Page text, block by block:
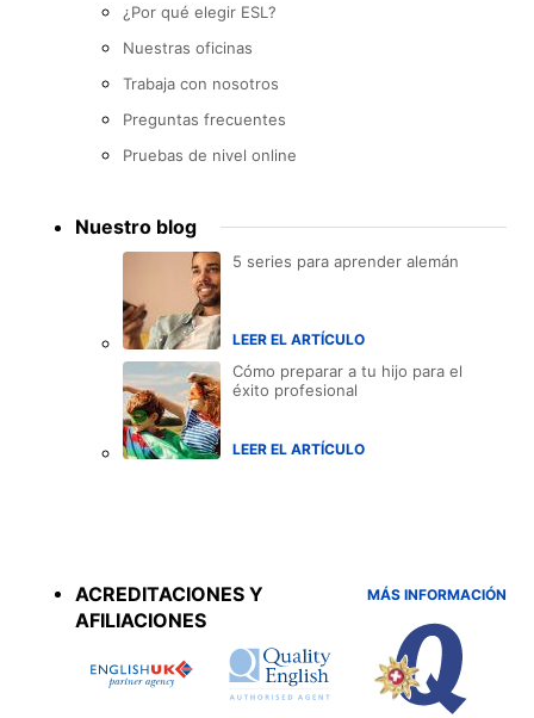
¿Por qué elegir ESL?
Nuestras oficinas
Trabaja con nosotros
Preguntas frecuentes
Pruebas de nivel online
Nuestro blog
5 series para aprender alemán
LEER EL ARTÍCULO
Cómo preparar a tu hijo para el
éxito profesional
LEER EL ARTÍCULO
ACREDITACIONES Y
AFILIACIONES
MÁS INFORMACIÓN